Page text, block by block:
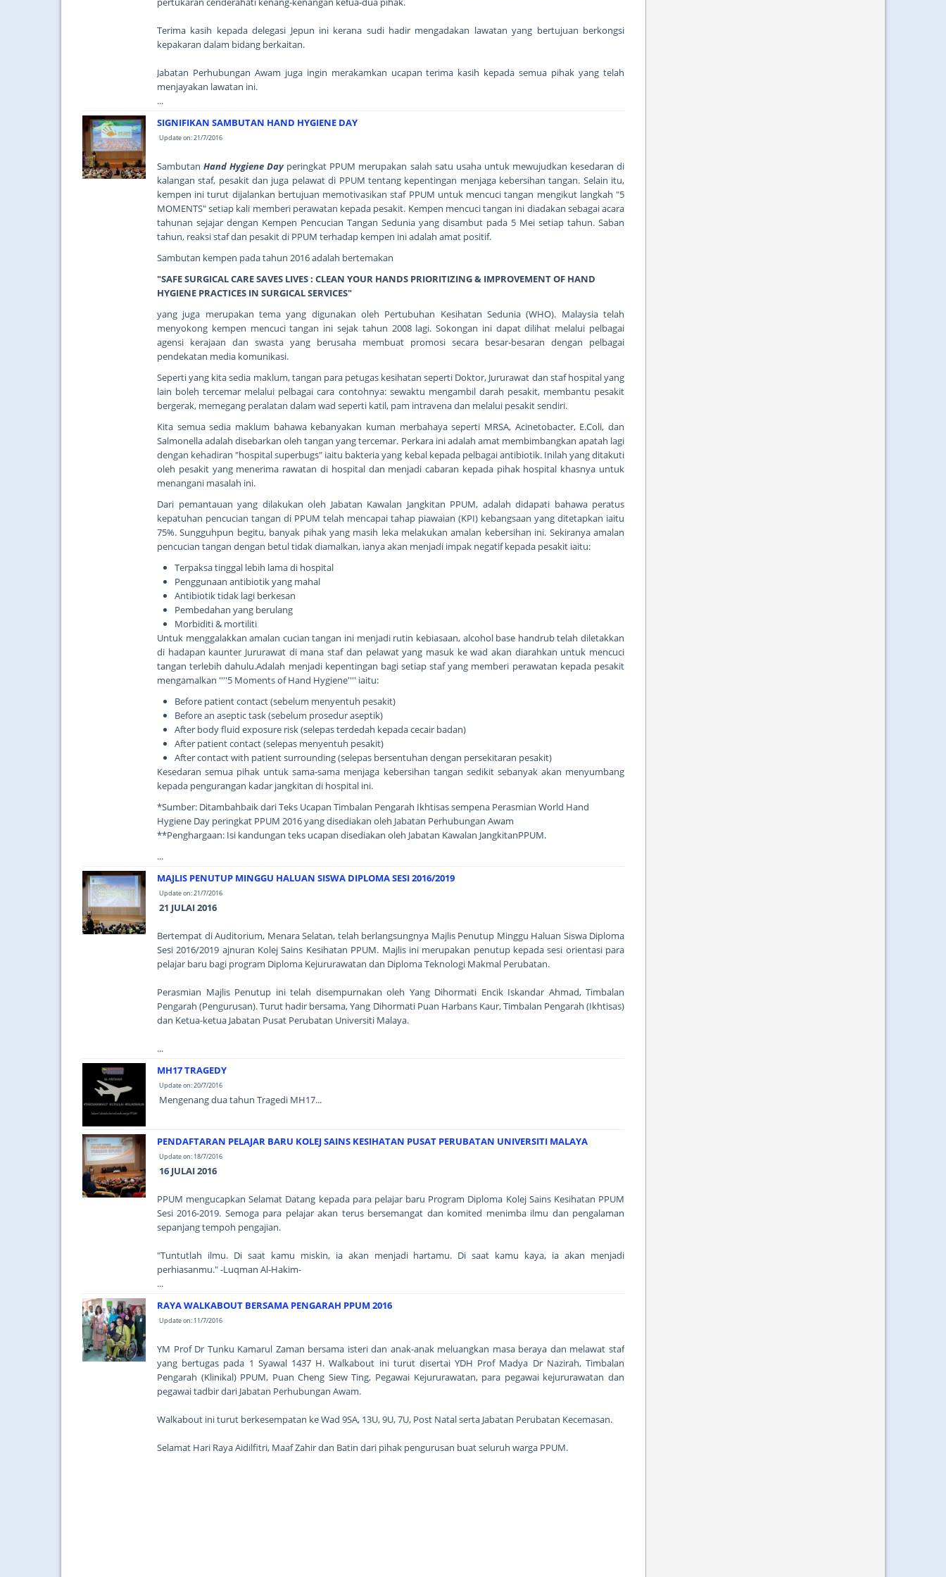
Terima kasih kepada delegasi Jepun ini kerana sudi hadir mengadakan lawatan yang bertujuan berkongsi
kepakaran dalam bidang berkaitan.
Jabatan Perhubungan Awam juga ingin merakamkan ucapan terima kasih kepada semua pihak yang telah
menjayakan lawatan ini.
...
SIGNIFIKAN SAMBUTAN HAND HYGIENE DAY
Update on: 21/7/2016
SambutanHand Hygiene Dayperingkat PPUM merupakan salah satu usaha untuk mewujudkan kesedaran di
kalangan staf, pesakit dan juga pelawat di PPUM tentang kepentingan menjaga kebersihan tangan. Selain itu,
kempen ini turut dijalankan bertujuan memotivasikan staf PPUM untuk mencuci tangan mengikut langkah "5
MOMENTS" setiap kali memberi perawatan kepada pesakit. Kempen mencuci tangan ini diadakan sebagai acara
tahunan sejajar dengan Kempen Pencucian Tangan Sedunia yang disambut pada 5 Mei setiap tahun. Saban
tahun, reaksi staf dan pesakit di PPUM terhadap kempen ini adalah amat positif.
Sambutan kempen pada tahun 2016 adalah bertemakan
"SAFE SURGICAL CARE SAVES LIVES : CLEAN YOUR HANDS PRIORITIZING & IMPROVEMENT OF HAND
HYGIENE PRACTICES IN SURGICAL SERVICES"
yang juga merupakan tema yang digunakan oleh Pertubuhan Kesihatan Sedunia (WHO). Malaysia telah
menyokong kempen mencuci tangan ini sejak tahun 2008 lagi. Sokongan ini dapat dilihat melalui pelbagai
agensi kerajaan dan swasta yang berusaha membuat promosi secara besar-besaran dengan pelbagai
pendekatan media komunikasi.
Seperti yang kita sedia maklum, tangan para petugas kesihatan seperti Doktor, Jururawat dan staf hospital yang
lain boleh tercemar melalui pelbagai cara contohnya: sewaktu mengambil darah pesakit, membantu pesakit
bergerak, memegang peralatan dalam wad seperti katil, pam intravena dan melalui pesakit sendiri.
Kita semua sedia maklum bahawa kebanyakan kuman merbahaya seperti MRSA, Acinetobacter, E.Coli, dan
Salmonella adalah disebarkan oleh tangan yang tercemar. Perkara ini adalah amat membimbangkan apatah lagi
dengan kehadiran "hospital superbugs" iaitu bakteria yang kebal kepada pelbagai antibiotik. Inilah yang ditakuti
oleh pesakit yang menerima rawatan di hospital dan menjadi cabaran kepada pihak hospital khasnya untuk
menangani masalah ini.
Dari pemantauan yang dilakukan oleh Jabatan Kawalan Jangkitan PPUM, adalah didapati bahawa peratus
kepatuhan pencucian tangan di PPUM telah mencapai tahap piawaian (KPI) kebangsaan yang ditetapkan iaitu
75%. Sungguhpun begitu, banyak pihak yang masih leka melakukan amalan kebersihan ini. Sekiranya amalan
pencucian tangan dengan betul tidak diamalkan, ianya akan menjadi impak negatif kepada pesakit iaitu:
Terpaksa tinggal lebih lama di hospital
Penggunaan antibiotik yang mahal
Antibiotik tidak lagi berkesan
Pembedahan yang berulang
Morbiditi & mortiliti
Untuk menggalakkan amalan cucian tangan ini menjadi rutin kebiasaan, alcohol base handrub telah diletakkan
di hadapan kaunter Jururawat di mana staf dan pelawat yang masuk ke wad akan diarahkan untuk mencuci
tangan terlebih dahulu.Adalah menjadi kepentingan bagi setiap staf yang memberi perawatan kepada pesakit
mengamalkan ''''5 Moments of Hand Hygiene'''' iaitu:
Before patient contact (sebelum menyentuh pesakit)
Before an aseptic task (sebelum prosedur aseptik)
After body fluid exposure risk (selepas terdedah kepada cecair badan)
After patient contact (selepas menyentuh pesakit)
After contact with patient surrounding (selepas bersentuhan dengan persekitaran pesakit)
Kesedaran semua pihak untuk sama-sama menjaga kebersihan tangan sedikit sebanyak akan menyumbang
kepada pengurangan kadar jangkitan di hospital ini.
*Sumber: Ditambahbaik dari Teks Ucapan Timbalan Pengarah Ikhtisas sempena Perasmian World Hand
Hygiene Day peringkat PPUM 2016 yang disediakan oleh Jabatan Perhubungan Awam
**Penghargaan: Isi kandungan teks ucapan disediakan oleh Jabatan Kawalan JangkitanPPUM.
...
MAJLIS PENUTUP MINGGU HALUAN SISWA DIPLOMA SESI 2016/2019
Update on: 21/7/2016
21 JULAI 2016
Bertempat di Auditorium, Menara Selatan, telah berlangsungnya Majlis Penutup Minggu Haluan Siswa Diploma
Sesi 2016/2019 ajnuran Kolej Sains Kesihatan PPUM. Majlis ini merupakan penutup kepada sesi orientasi para
pelajar baru bagi program Diploma Kejururawatan dan Diploma Teknologi Makmal Perubatan.
Perasmian Majlis Penutup ini telah disempurnakan oleh Yang Dihormati Encik Iskandar Ahmad, Timbalan
Pengarah (Pengurusan). Turut hadir bersama, Yang Dihormati Puan Harbans Kaur, Timbalan Pengarah (Ikhtisas)
dan Ketua-ketua Jabatan Pusat Perubatan Universiti Malaya.
...
MH17 TRAGEDY
Update on: 20/7/2016
Mengenang dua tahun Tragedi MH17...
PENDAFTARAN PELAJAR BARU KOLEJ SAINS KESIHATAN PUSAT PERUBATAN UNIVERSITI MALAYA
Update on: 18/7/2016
16 JULAI 2016
PPUM mengucapkan Selamat Datang kepada para pelajar baru Program Diploma Kolej Sains Kesihatan PPUM
Sesi 2016-2019. Semoga para pelajar akan terus bersemangat dan komited menimba ilmu dan pengalaman
sepanjang tempoh pengajian.
"Tuntutlah ilmu. Di saat kamu miskin, ia akan menjadi hartamu. Di saat kamu kaya, ia akan menjadi
perhiasanmu." -Luqman Al-Hakim-
...
RAYA WALKABOUT BERSAMA PENGARAH PPUM 2016
Update on: 11/7/2016
YM Prof Dr Tunku Kamarul Zaman bersama isteri dan anak-anak meluangkan masa beraya dan melawat staf
yang bertugas pada 1 Syawal 1437 H. Walkabout ini turut disertai YDH Prof Madya Dr Nazirah, Timbalan
Pengarah (Klinikal) PPUM, Puan Cheng Siew Ting, Pegawai Kejururawatan, para pegawai kejururawatan dan
pegawai tadbir dari Jabatan Perhubungan Awam.
Walkabout ini turut berkesempatan ke Wad 9SA, 13U, 9U, 7U, Post Natal serta Jabatan Perubatan Kecemasan.
Selamat Hari Raya Aidilfitri, Maaf Zahir dan Batin dari pihak pengurusan buat seluruh warga PPUM.